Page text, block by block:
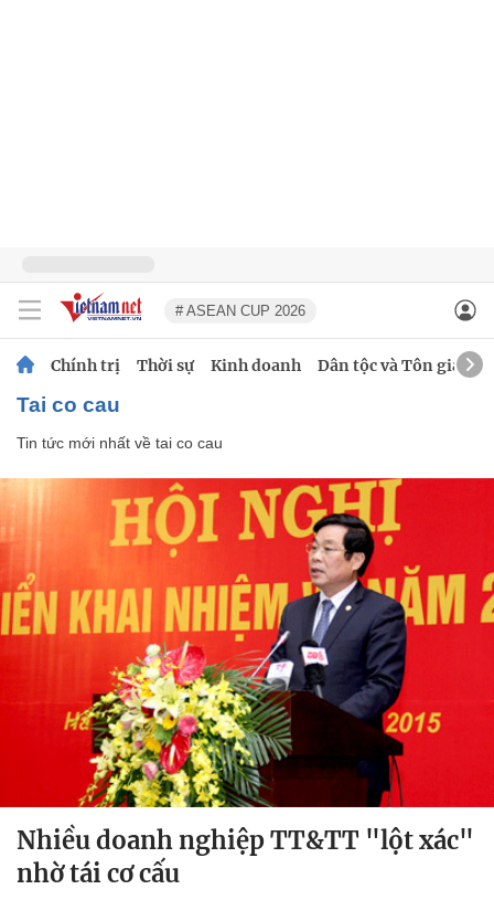
# ASEAN CUP 2026
Chính trị Thời sự Kinh doanh Dân tộc và Tôn giáo
tai co cau
Tin tức mới nhất về tai co cau
Nhiều doanh nghiệp TT&TT "lột xác"
nhờ tái cơ cấu